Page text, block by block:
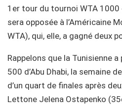
1er tour du tournoi WTA 1000
sera opposée à l’Américaine
WTA), qui, elle, a gagné deux
Rappelons que la Tunisienne
500 d’Abu Dhabi, la semaine
d’un quart de finales après
Lettone Jelena Ostapenko